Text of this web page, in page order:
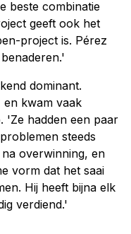
beste combinatie
geeft ook het
project is. Pérez
dominant.
en kwam vaak
'Ze hadden een paar
steeds
overwinning, en
vorm dat het saai
Hij heeft bijna elk
verdiend.'